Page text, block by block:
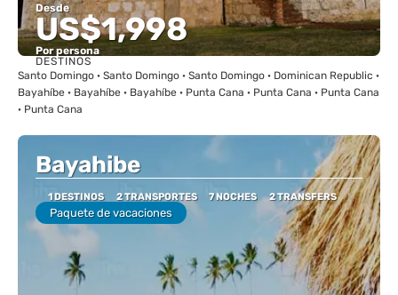
Desde
US$1,998
Por persona
Ver
DESTINOS
Santo Domingo · Santo Domingo · Santo Domingo · Dominican Republic ·
Bayahíbe · Bayahíbe · Bayahíbe · Punta Cana · Punta Cana · Punta Cana
· Punta Cana
Bayahibe
1 DESTINOS 2 TRANSPORTES 7 NOCHES 2 TRANSFERS
Paquete de vacaciones